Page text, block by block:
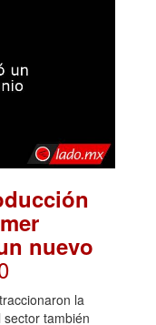
nuevo
la
también